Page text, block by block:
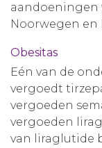
aandoeningen
Noorwegen en
Obesitas
Eén van de
vergoedt
vergoeden
vergoeden
van liraglutide